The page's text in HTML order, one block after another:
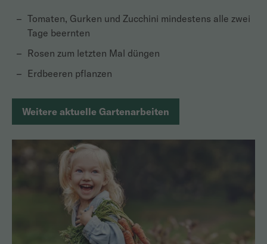
Tomaten, Gurken und Zucchini mindestens alle zwei
Tage beernten
Rosen zum letzten Mal düngen
Erdbeeren pflanzen
Weitere aktuelle Gartenarbeiten